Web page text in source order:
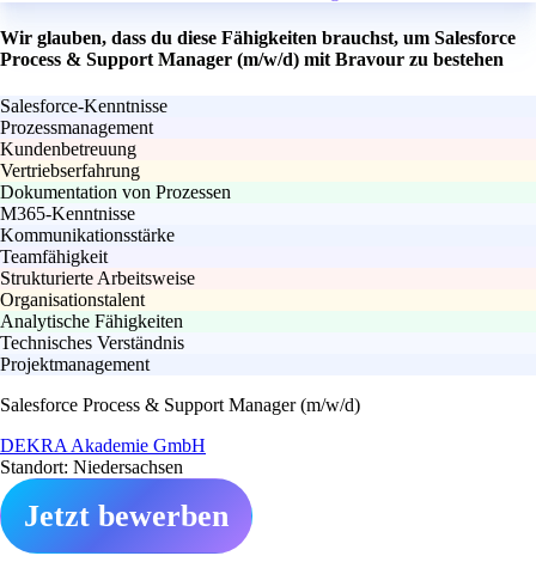
Wir glauben, dass du diese Fähigkeiten brauchst, um Salesforce
Process & Support Manager (m/w/d) mit Bravour zu bestehen
Salesforce-Kenntnisse
Prozessmanagement
Kundenbetreuung
Vertriebserfahrung
Dokumentation von Prozessen
M365-Kenntnisse
Kommunikationsstärke
Teamfähigkeit
Strukturierte Arbeitsweise
Organisationstalent
Analytische Fähigkeiten
Technisches Verständnis
Projektmanagement
Salesforce Process & Support Manager (m/w/d)
DEKRA Akademie GmbH
Standort: Niedersachsen
Jetzt bewerben